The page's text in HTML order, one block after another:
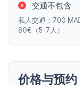
交通不包含
私人交通：700
80€（5-7人）
价格与预约